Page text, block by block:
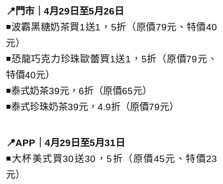
📍門市｜4月29日至5月26日
◾波霸黑糖奶茶買1送1，5折（原價79元、特價40
元）
◾恐龍巧克力珍珠歐蕾買1送1，5折（原價79元、
特價40元）
◾泰式奶茶39元，6折（原價65元）
◾泰式珍珠奶茶39元，4.9折（原價79元）
📍APP｜4月29日至5月31日
◾大杯美式買30送30，5折（原價45元、特價23
元）